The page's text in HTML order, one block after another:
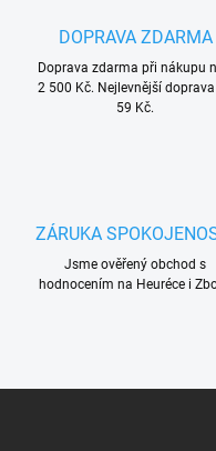
DOPRAVA ZDARMA
Doprava zdarma při nákupu
2 500 Kč. Nejlevnější doprava
59 Kč.
ZÁRUKA
Jsme ověřený obchod s
hodnocením na Heuréce i